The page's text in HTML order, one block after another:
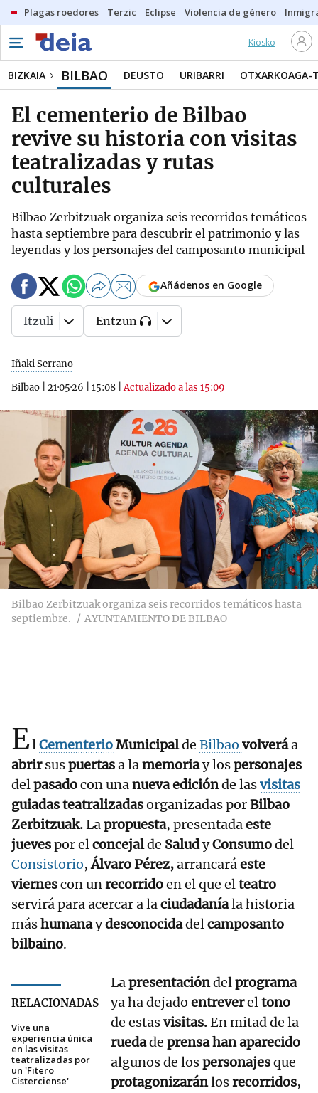
Plagas roedores Terzic Eclipse Violencia de género
Kiosko
BIZKAIA BILBAO DEUSTO URIBARRI OTXARKOAGA-
El cementerio de Bilbao
revive su historia con visitas
teatralizadas y rutas
culturales
Bilbao Zerbitzuak organiza seis recorridos temáticos
hasta septiembre para descubrir el patrimonio y las
leyendas y los personajes del camposanto municipal
Iñaki Serrano
Bilbao
21·05·26 15:08 |Actualizado a las 15:09
Añádenos en Google
Itzuli Entzun
Bilbao Zerbitzuak organiza seis recorridos temáticos hasta
septiembre.
AYUNTAMIENTO DE BILBAO
ElCementerioMunicipalde Bilbao volveráa
abrirsuspuertasa lamemoriay lospersonajes
delpasadocon unanueva ediciónde lasvisitas
guiadas teatralizadasorganizadas porBilbao
Zerbitzuak.Lapropuesta, presentadaeste
juevespor elconcejalde SaludyConsumodel
Consistorio,Álvaro Pérez,arrancaráeste
viernescon unrecorridoen el que elteatro
servirá para acercar a laciudadaníala historia
máshumanaydesconocidadelcamposanto
bilbaino.
RELACIONADAS
Vive una
experiencia única
en las visitas
teatralizadas por
un 'Fitero
Cisterciense'
Lapresentacióndelprograma
ya ha dejado entrevereltono
de estasvisitas.En mitad de la
ruedade prensa han aparecido
algunos de lospersonajesque
protagonizaránlosrecorridos,